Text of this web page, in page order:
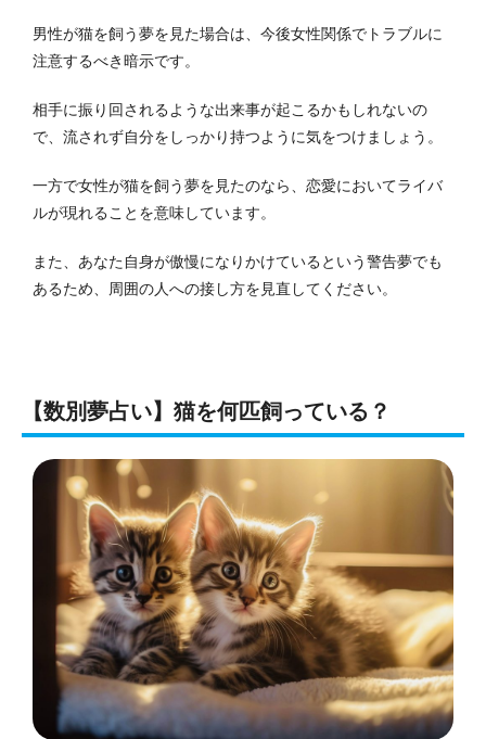
男性が猫を飼う夢を見た場合は、今後女性関係でトラブルに
注意するべき暗示です。
相手に振り回されるような出来事が起こるかもしれないの
で、流されず自分をしっかり持つように気をつけましょう。
一方で女性が猫を飼う夢を見たのなら、恋愛においてライバ
ルが現れることを意味しています。
また、あなた自身が傲慢になりかけているという警告夢でも
あるため、周囲の人への接し方を見直してください。
【数別夢占い】猫を何匹飼っている？